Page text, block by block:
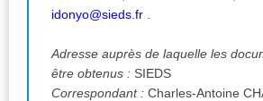
idonyo@sieds.fr
Adresse auprès de laquelle les
être obtenus : SIEDS
Correspondant : Charles-Antoine